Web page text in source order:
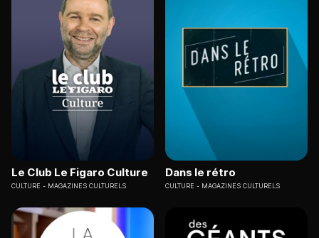
Le Club Le Figaro Culture
CULTURE MAGAZINES CULTURELS
Dans le rétro
CULTURE MAGAZINES CULTURELS